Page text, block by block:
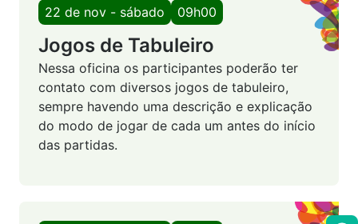
22 de nov - sábado 09h00
Jogos de Tabuleiro
Nessa oficina os participantes poderão ter
contato com diversos jogos de tabuleiro,
sempre havendo uma descrição e explicação
do modo de jogar de cada um antes do início
das partidas.